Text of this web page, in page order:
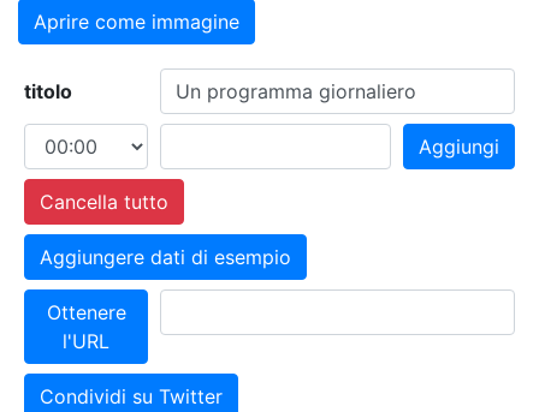
Aprire come immagine
titolo
Aggiungi
Cancella tutto
Aggiungere dati di esempio
Ottenere
l'URL
Condividi su Twitter